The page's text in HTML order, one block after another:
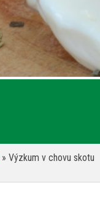
» Výzkum v chovu skotu